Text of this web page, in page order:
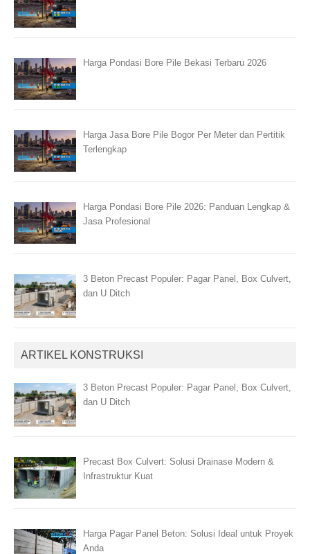
Harga Pondasi Bore Pile Bekasi Terbaru 2026
Harga Jasa Bore Pile Bogor Per Meter dan Pertitik
Terlengkap
Harga Pondasi Bore Pile 2026: Panduan Lengkap &
Jasa Profesional
3 Beton Precast Populer: Pagar Panel, Box Culvert,
dan U Ditch
ARTIKEL KONSTRUKSI
3 Beton Precast Populer: Pagar Panel, Box Culvert,
dan U Ditch
Precast Box Culvert: Solusi Drainase Modern &
Infrastruktur Kuat
Harga Pagar Panel Beton: Solusi Ideal untuk Proyek
Anda